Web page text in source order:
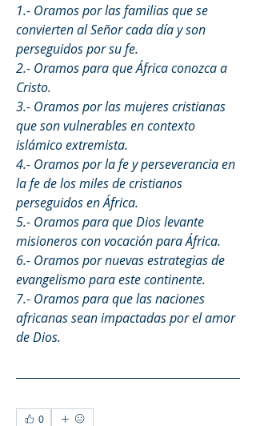
1.- Oramos por las familias que se
convierten al Señor cada día y son
perseguidos por su fe.
2.- Oramos para que África conozca a
Cristo.
3.- Oramos por las mujeres cristianas
que son vulnerables en contexto
islámico extremista.
4.- Oramos por la fe y perseverancia en
la fe de los miles de cristianos
perseguidos en África.
5.- Oramos para que Dios levante
misioneros con vocación para África.
6.- Oramos por nuevas estrategias de
evangelismo para este continente.
7.- Oramos para que las naciones
africanas sean impactadas por el amor
de Dios.
0